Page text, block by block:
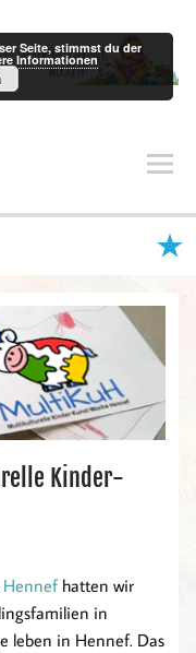
Kinder-
Hennefhatten wir
in
leben in Hennef. Das
Seite, stimmst du der
Informationen